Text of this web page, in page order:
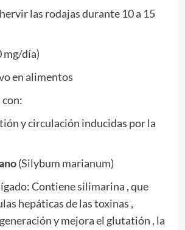
las rodajas durante 10 a 15
mg/día)
en alimentos
con:
y circulación inducidas por la
(Silybum marianum)
Contiene silimarina , que
hepáticas de las toxinas ,
y mejora el glutatión , la